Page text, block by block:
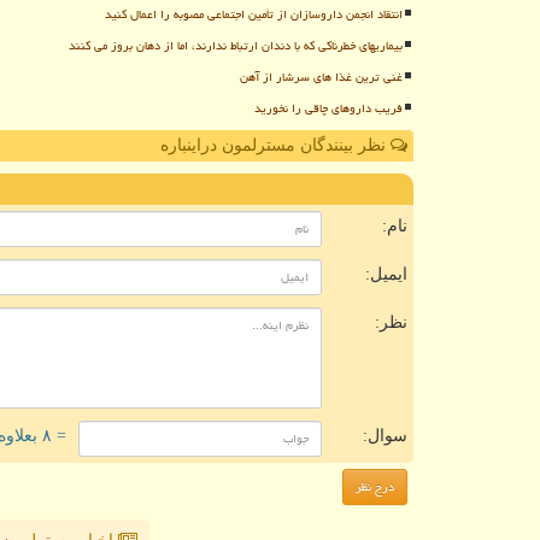
انتقاد انجمن داروسازان از تأمین اجتماعی مصوبه را اعمال کنید
بیماریهای خطرناکی که با دندان ارتباط ندارند، اما از دهان بروز می کنند
غنی ترین غذا های سرشار از آهن
فریب داروهای چاقی را نخورید
نظر بینندگان مسترلمون دراینباره
نام:
ایمیل:
نظر:
سوال: = ۸ بعلاوه ۵